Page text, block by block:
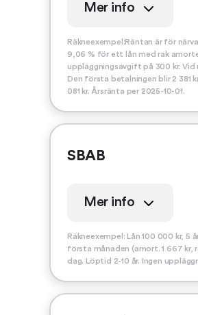
Mer info
Räkneexempel:Räntan är för
9,06 % för ett lån med rak
uppläggningsavgift på 300 kr.
Den första betalningen blir 2 381
081 kr. Årsränta per 2025-10-01.
SBAB
Mer info
Räkneexempel: Lån 100 000 kr, 5
första månaden (amort. 1 667 kr,
dag. Löptid 2-10 år. Ingen